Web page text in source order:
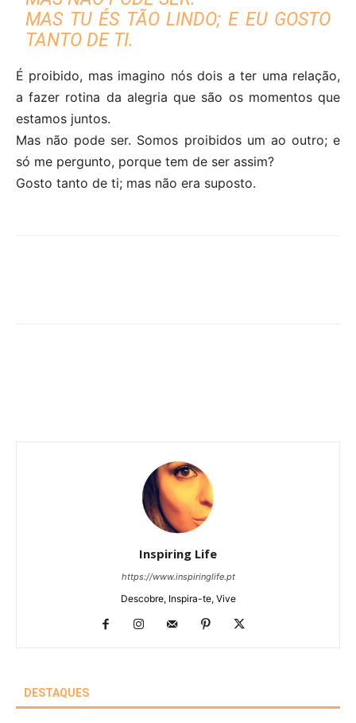
MAS TU ÉS TÃO LINDO; E EU GOSTO
TANTO DE TI.
É proibido, mas imagino nós dois a ter uma relação,
a fazer rotina da alegria que são os momentos que
estamos juntos.
Mas não pode ser. Somos proibidos um ao outro; e
só me pergunto, porque tem de ser assim?
Gosto tanto de ti; mas não era suposto.
Inspiring Life
https://www.inspiringlife.pt
Descobre, Inspira-te, Vive
DESTAQUES